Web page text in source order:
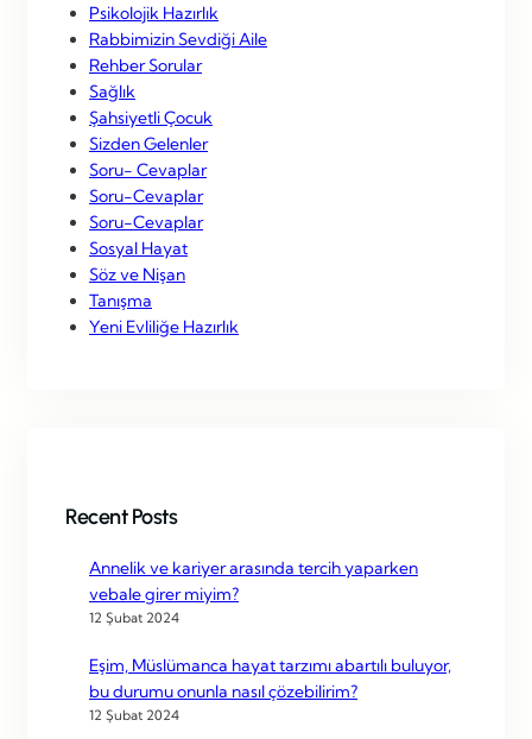
Psikolojik Hazırlık
Rabbimizin Sevdiği Aile
Rehber Sorular
Sağlık
Şahsiyetli Çocuk
Sizden Gelenler
Soru- Cevaplar
Soru-Cevaplar
Soru-Cevaplar
Sosyal Hayat
Söz ve Nişan
Tanışma
Yeni Evliliğe Hazırlık
Recent Posts
Annelik ve kariyer arasında tercih yaparken
vebale girer miyim?
12 Şubat 2024
Eşim, Müslümanca hayat tarzımı abartılı buluyor,
bu durumu onunla nasıl çözebilirim?
12 Şubat 2024